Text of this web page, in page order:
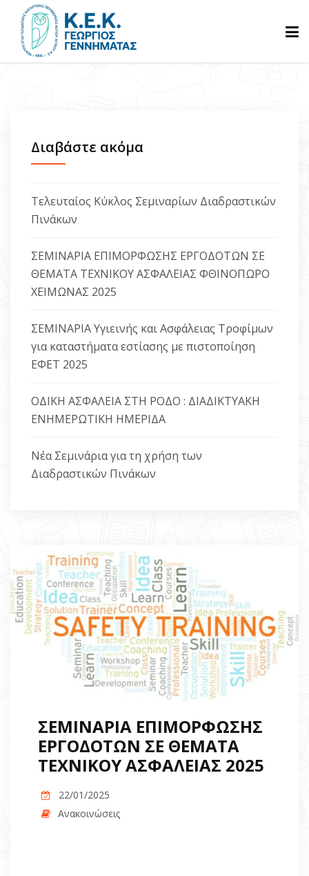
ΑΝΑΚΟΙΝΩΣΕΙΣ
ΕΠΙΚΟΙΝΩΝΙΑ
Διαβάστε ακόμα
Τελευταίος Κύκλος Σεμιναρίων Διαδραστικών
Πινάκων
ΣΕΜΙΝΑΡΙΑ ΕΠΙΜΟΡΦΩΣΗΣ ΕΡΓΟΔΟΤΩΝ ΣΕ
ΘΕΜΑΤΑ ΤΕΧΝΙΚΟΥ ΑΣΦΑΛΕΙΑΣ ΦΘΙΝΟΠΩΡΟ
ΧΕΙΜΩΝΑΣ 2025
ΣΕΜΙΝΑΡΙΑ Υγιεινής και Ασφάλειας Τροφίμων
για καταστήματα εστίασης με πιστοποίηση
ΕΦΕΤ 2025
ΟΔΙΚΗ ΑΣΦΑΛΕΙΑ ΣΤΗ ΡΟΔΟ : ΔΙΑΔΙΚΤΥΑΚΗ
ΕΝΗΜΕΡΩΤΙΚΗ ΗΜΕΡΙΔΑ
Νέα Σεμινάρια για τη χρήση των
Διαδραστικών Πινάκων
ΣΕΜΙΝΑΡΙΑ ΕΠΙΜΟΡΦΩΣΗΣ
ΕΡΓΟΔΟΤΩΝ ΣΕ ΘΕΜΑΤΑ
ΤΕΧΝΙΚΟΥ ΑΣΦΑΛΕΙΑΣ 2025
22/01/2025
Ανακοινώσεις